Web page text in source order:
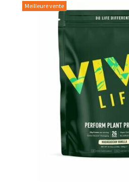
Meilleure vente